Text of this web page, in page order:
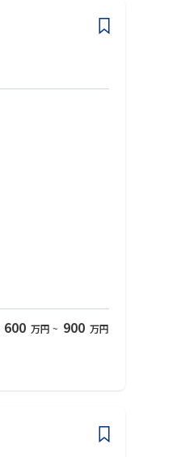
600 万円 ~ 900 万円